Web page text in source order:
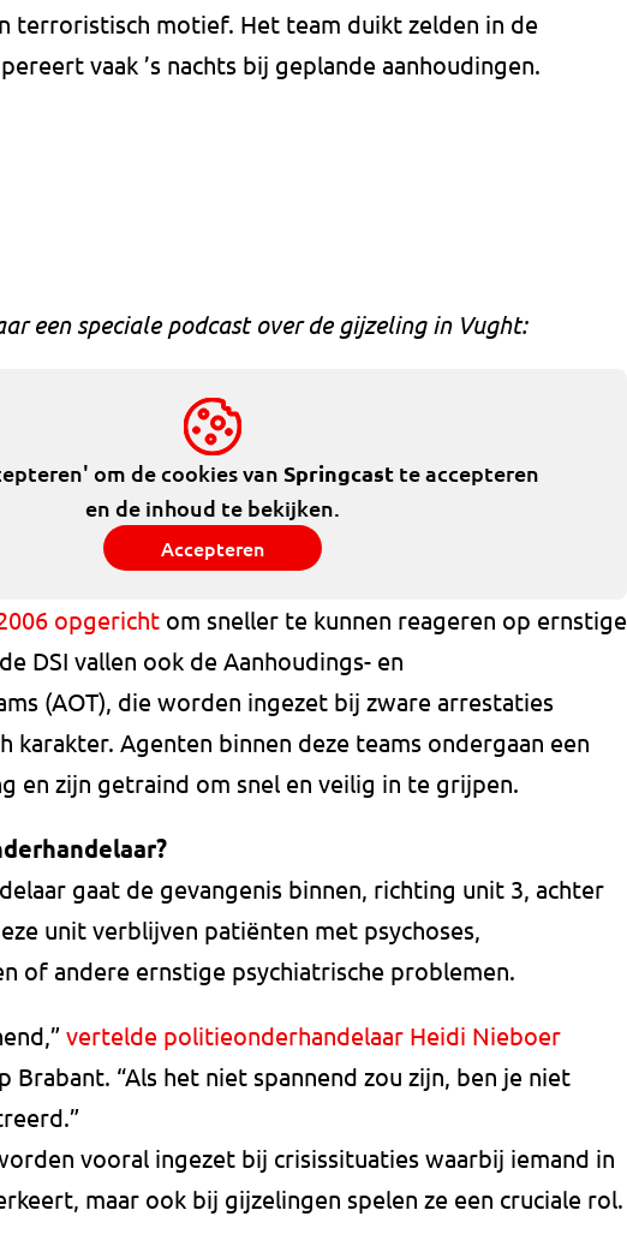
terroristisch motief. Het team duikt zelden in de
vaak ’s nachts bij geplande aanhoudingen.
een speciale podcast over de gijzeling in Vught:
om de cookies van Springcastte accepteren
en de inhoud te bekijken.
Accepteren
opgericht om sneller te kunnen reageren op ernstige
DSI vallen ook de Aanhoudings- en
(AOT), die worden ingezet bij zware arrestaties
karakter. Agenten binnen deze teams ondergaan een
en zijn getraind om snel en veilig in te grijpen.
gaat de gevangenis binnen, richting unit 3, achter
unit verblijven patiënten met psychoses,
of andere ernstige psychiatrische problemen.
vertelde politieonderhandelaar Heidi Nieboer
Brabant. “Als het niet spannend zou zijn, ben je niet
vooral ingezet bij crisissituaties waarbij iemand in
maar ook bij gijzelingen spelen ze een cruciale rol.